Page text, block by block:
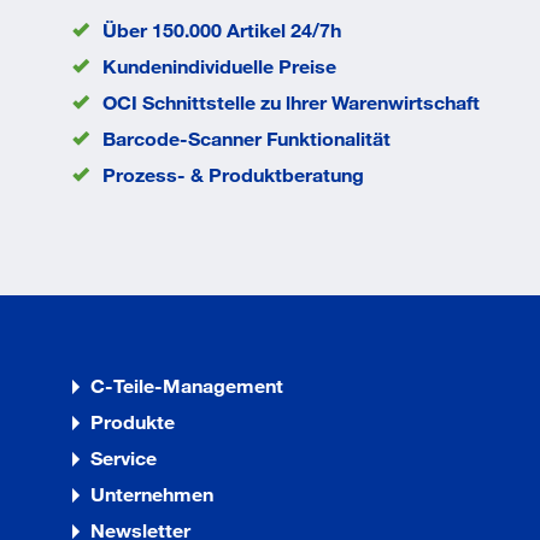
EAN/GTIN
Über 150.000 Artikel 24/7h
Kundenindividuelle Preise
OCI Schnittstelle zu lhrer Warenwirtschaft
Barcode-Scanner Funktionalität
Prozess- & Produktberatung
C-Teile-Management
Produkte
Service
Unternehmen
Newsletter